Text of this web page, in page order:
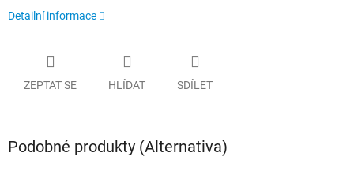
Detailní informace
ZEPTAT SE HLÍDAT SDÍLET
Podobné produkty (Alternativa)